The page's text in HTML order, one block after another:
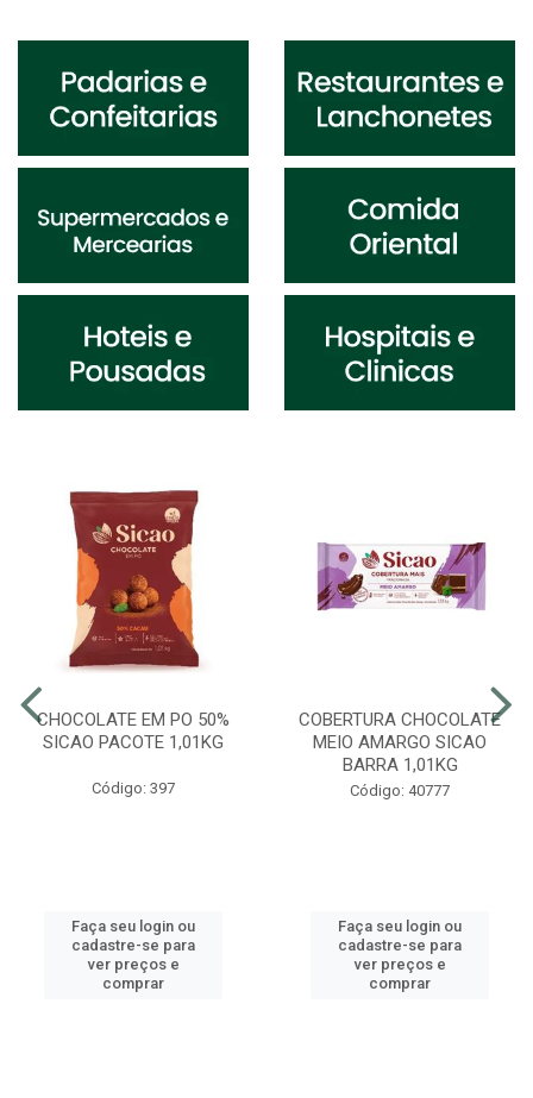
CHOCOLATE EM PO 50%
SICAO PACOTE 1,01KG
Código: 397
Faça seu login ou
cadastre-se para
ver preços e
comprar
COBERTURA CHOCOLATE
MEIO AMARGO SICAO
BARRA 1,01KG
Código: 40777
Faça seu login ou
cadastre-se para
ver preços e
comprar